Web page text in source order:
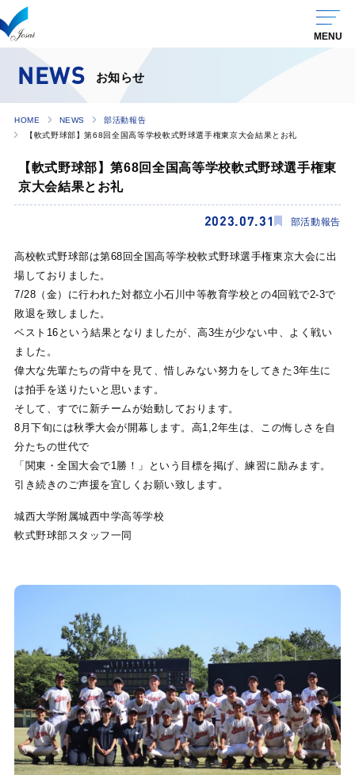
NEWS お知らせ
HOME NEWS
部活動報告
【軟式野球部】第68回全国高等学校軟式野球選手権東京大会結果とお礼
【軟式野球部】第68回全国高等学校軟式野球選手権東
京大会結果とお礼
2023.07.31 部活動報告
高校軟式野球部は第68回全国高等学校軟式野球選手権東京大会に出
場しておりました。
7/28（金）に行われた対都立小石川中等教育学校との4回戦で2-3で
敗退を致しました。
ベスト16という結果となりましたが、高3生が少ない中、よく戦い
ました。
偉大な先輩たちの背中を見て、惜しみない努力をしてきた3年生に
は拍手を送りたいと思います。
そして、すでに新チームが始動しております。
8月下旬には秋季大会が開幕します。高1,2年生は、この悔しさを自
分たちの世代で
「関東・全国大会で1勝！」という目標を掲げ、練習に励みます。
引き続きのご声援を宜しくお願い致します。
城西大学附属城西中学高等学校
軟式野球部スタッフ一同